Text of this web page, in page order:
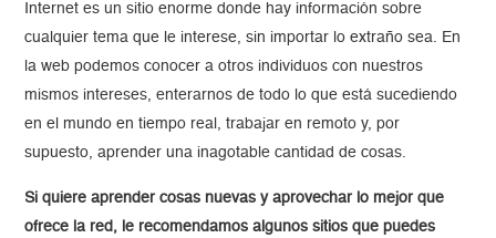
Internet es un sitio enorme donde hay información sobre
cualquier tema que le interese, sin importar lo extraño sea. En
la web podemos conocer a otros individuos con nuestros
mismos intereses, enterarnos de todo lo que está sucediendo
en el mundo en tiempo real, trabajar en remoto y, por
supuesto, aprender una inagotable cantidad de cosas.
Si quiere aprender cosas nuevas y aprovechar lo mejor que
ofrece la red, le recomendamos algunos sitios que puedes